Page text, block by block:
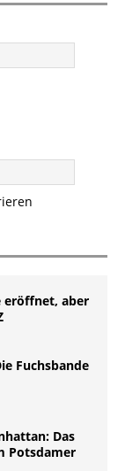
eröffnet, aber
Fuchsbande
Das
Potsdamer